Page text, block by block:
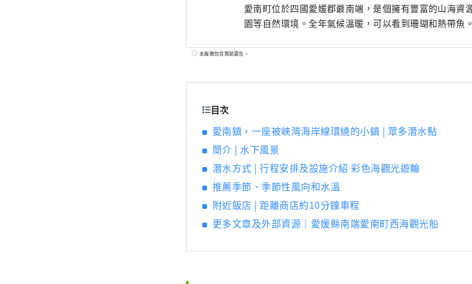
愛南町位於四國愛媛郡最南端，是個擁有豐富的山海資
園等自然環境。全年氣候溫暖，可以看到珊瑚和熱帶魚。
本服務包含贊助廣告。
目次
愛南鎮，一座被峽灣海岸線環繞的小鎮 | 眾多潛水點
簡介 | 水下風景
潛水方式 | 行程安排及設施介紹 彩色海觀光遊輪
推薦季節、季節性風向和水溫
附近飯店 | 距離商店約10分鐘車程
更多文章及外部資源｜愛媛縣南端愛南町西海觀光船